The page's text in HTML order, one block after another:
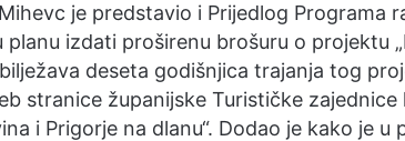
je predstavio i Prijedlog Programa
planu izdati proširenu brošuru o projektu
deseta godišnjica trajanja tog
stranice županijske Turističke
i Prigorje na dlanu“. Dodao je kako je